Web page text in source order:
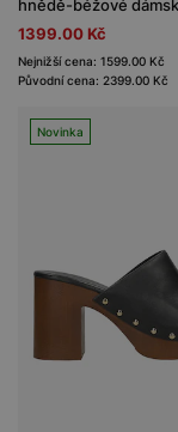
1399.00 Kč
Nejnižší cena: 1599.00 Kč
Původní cena: 2399.00 Kč
Novinka